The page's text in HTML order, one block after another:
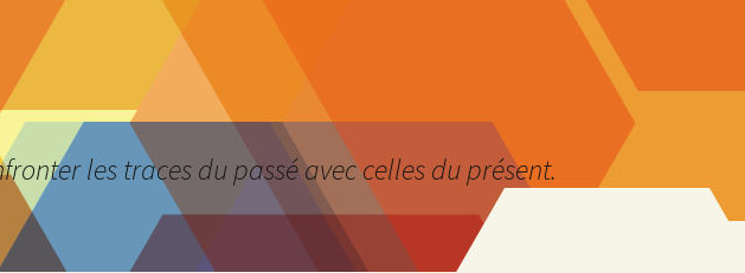
les traces du passé avec celles du présent.